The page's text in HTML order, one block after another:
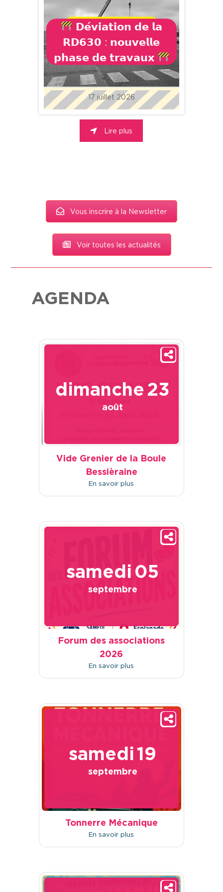
𝗗𝗲́𝘃𝗶𝗮𝘁𝗶𝗼𝗻 𝗱𝗲 𝗹𝗮
𝗥𝗗𝟲𝟯𝟬 : 𝗻𝗼𝘂𝘃𝗲𝗹𝗹𝗲
𝗽𝗵𝗮𝘀𝗲 𝗱𝗲 𝘁𝗿𝗮𝘃𝗮𝘂𝘅
17 juillet 2026
Lire plus
Vous inscrire à la Newsletter
Voir toutes les actualités
AGENDA
dimanche 23
août
Vide Grenier de la Boule
Bessièraine
En savoir plus
samedi 05
septembre
Forum des associations
2026
En savoir plus
samedi19
septembre
Tonnerre Mécanique
En savoir plus